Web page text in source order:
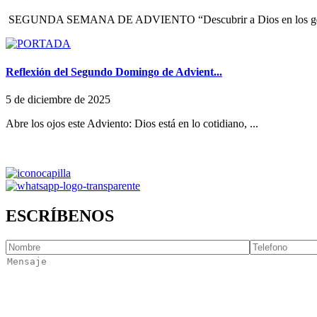
SEGUNDA SEMANA DE ADVIENTO “Descubrir a Dios en los
Reflexión del Segundo Domingo de Advient...
5 de diciembre de 2025
Abre los ojos este Adviento: Dios está en lo cotidiano, ...
ESCRÍBENOS